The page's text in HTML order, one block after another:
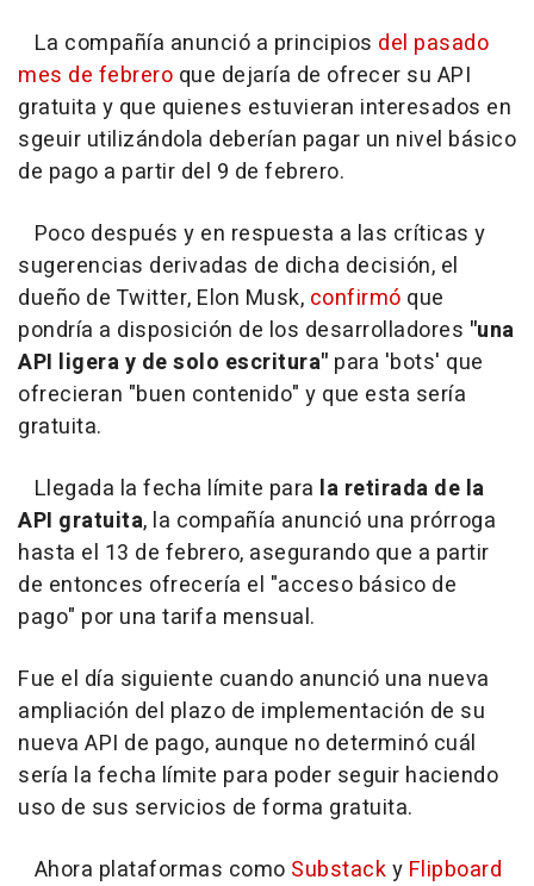
La compañía anunció a principios del pasado
mes de febrero que dejaría de ofrecer su API
gratuita y que quienes estuvieran interesados en
sgeuir utilizándola deberían pagar un nivel básico
de pago a partir del 9 de febrero.
Poco después y en respuesta a las críticas y
sugerencias derivadas de dicha decisión, el
dueño de Twitter, Elon Musk, confirmó que
pondría a disposición de los desarrolladores "una
API ligera y de solo escritura" para 'bots' que
ofrecieran "buen contenido" y que esta sería
gratuita.
Llegada la fecha límite para la retirada de la
API gratuita, la compañía anunció una prórroga
hasta el 13 de febrero, asegurando que a partir
de entonces ofrecería el "acceso básico de
pago" por una tarifa mensual.
Fue el día siguiente cuando anunció una nueva
ampliación del plazo de implementación de su
nueva API de pago, aunque no determinó cuál
sería la fecha límite para poder seguir haciendo
uso de sus servicios de forma gratuita.
Ahora plataformas como Substacky Flipboard